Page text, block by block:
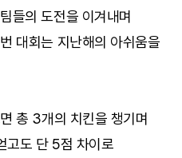
들의 도전을 이겨내며
대회는 지난해의 아쉬움을
총 3개의 치킨을 챙기며
고도 단 5점 차이로